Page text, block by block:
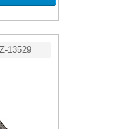
13529